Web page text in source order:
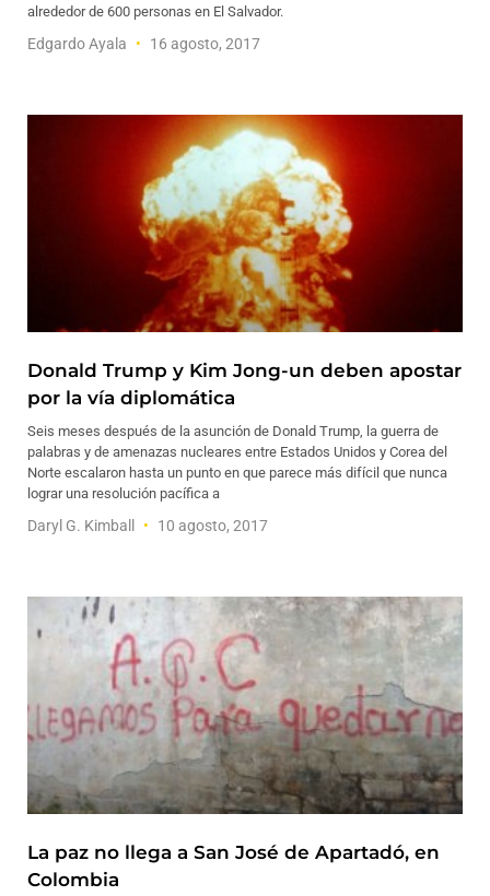
alrededor de 600 personas en El Salvador.
Edgardo Ayala 16 agosto, 2017
Donald Trump y Kim Jong-un deben apostar
por la vía diplomática
Seis meses después de la asunción de Donald Trump, la guerra de
palabras y de amenazas nucleares entre Estados Unidos y Corea del
Norte escalaron hasta un punto en que parece más difícil que nunca
lograr una resolución pacífica a
Daryl G. Kimball 10 agosto, 2017
La paz no llega a San José de Apartadó, en
Colombia